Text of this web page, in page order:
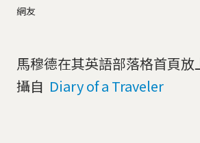
網友
馬穆德在其英語部落格首頁
攝自 Diary of a Traveler